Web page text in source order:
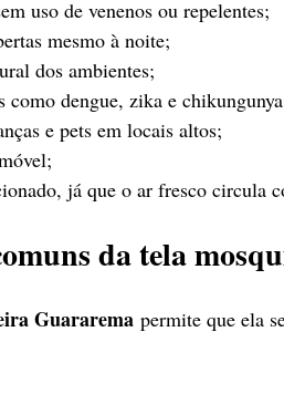
uso de venenos ou repelentes;
mesmo à noite;
dos ambientes;
como dengue, zika e
e pets em locais altos;
já que o ar fresco circula
da tela
Guararema permite que ela